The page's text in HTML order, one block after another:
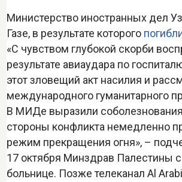
Министерство иностранных дел
Газе, в результате которого
«С чувством глубокой скорби
результате авиаудара по
этот зловещий акт насилия и
международного гуманитарного
В МИДе выразили
стороны конфликта немедленно
режим прекращения огня», –
17 октября Минздрав Палестины
больнице. Позже телеканал Al